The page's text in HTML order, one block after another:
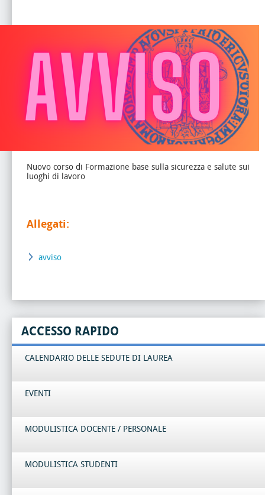
Nuovo corso di Formazione base sulla sicurezza e salute sui
luoghi di lavoro
Allegati:
avviso
ACCESSO RAPIDO
CALENDARIO DELLE SEDUTE DI LAUREA
EVENTI
MODULISTICA DOCENTE / PERSONALE
MODULISTICA STUDENTI